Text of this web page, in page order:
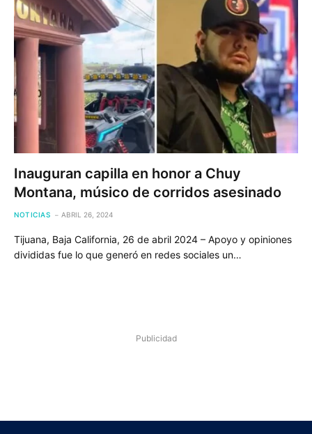
Inauguran capilla en honor a Chuy
Montana, músico de corridos asesinado
NOTICIAS ABRIL 26, 2024
Tijuana, Baja California, 26 de abril 2024 – Apoyo y opiniones
divididas fue lo que generó en redes sociales un…
Publicidad